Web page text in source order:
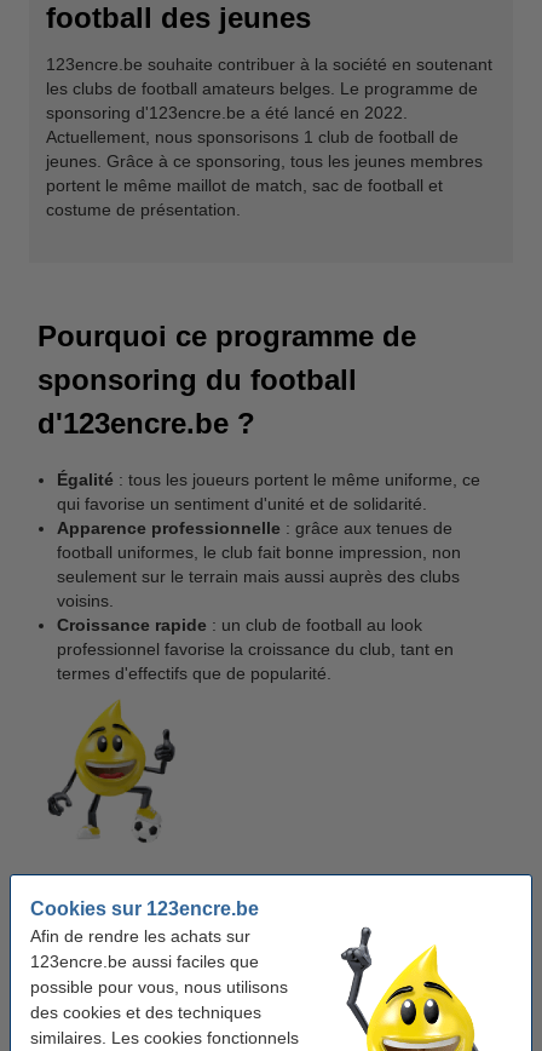
Cookies sur 123encre.be
Afin de rendre les achats sur
123encre.be aussi faciles que
possible pour vous, nous utilisons
des cookies et des techniques
similaires. Les cookies fonctionnels
football des jeunes
123encre.be souhaite contribuer à la société en soutenant
les clubs de football amateurs belges. Le programme de
sponsoring d'123encre.be a été lancé en 2022.
Actuellement, nous sponsorisons 1 club de football de
jeunes. Grâce à ce sponsoring, tous les jeunes membres
portent le même maillot de match, sac de football et
costume de présentation.
Pourquoi ce programme de
sponsoring du football
d'123encre.be ?
Égalité : tous les joueurs portent le même uniforme, ce
qui favorise un sentiment d'unité et de solidarité.
Apparence professionnelle : grâce aux tenues de
football uniformes, le club fait bonne impression, non
seulement sur le terrain mais aussi auprès des clubs
voisins.
Croissance rapide : un club de football au look
professionnel favorise la croissance du club, tant en
termes d'effectifs que de popularité.
123encre.be et le sponsoring du
football